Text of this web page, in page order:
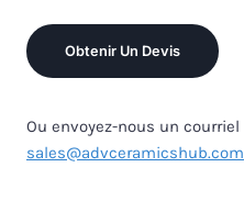
Obtenir Un Devis
Ou envoyez-nous un
sales@advceramicshub.com